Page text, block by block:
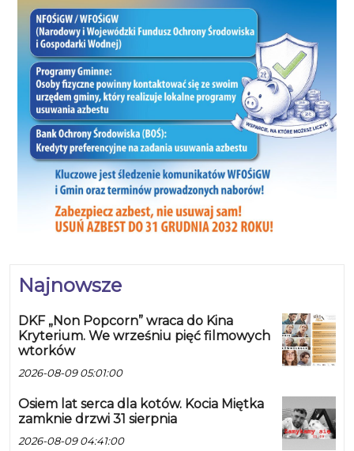
Najnowsze
DKF „Non Popcorn” wraca do Kina
Kryterium. We wrześniu pięć filmowych
wtorków
2026-08-09 05:01:00
Osiem lat serca dla kotów. Kocia Miętka
zamknie drzwi 31 sierpnia
2026-08-09 04:41:00